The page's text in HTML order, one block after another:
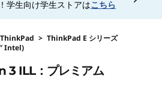
学生向け学生ストアはこちら
ThinkPad > ThinkPad E シリーズ
Intel)
3 ILL：プレミアム